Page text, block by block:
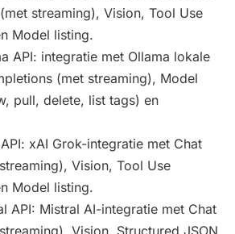
streaming), Vision, Tool Use
Model listing.
API: integratie met Ollama lokale
(met streaming), Model
pull, delete, list tags) en
xAI Grok-integratie met Chat
Vision, Tool Use
Model listing.
API: Mistral AI-integratie met Chat
Vision, Structured JSON